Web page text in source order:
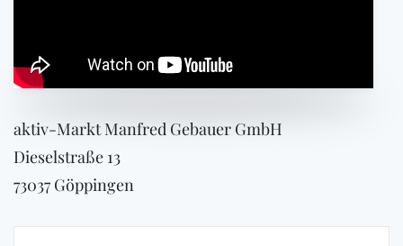
aktiv-Markt Manfred Gebauer GmbH
Dieselstraße 13
73037 Göppingen